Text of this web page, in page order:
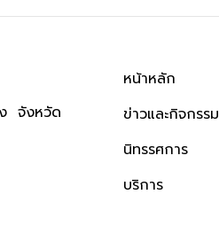
จังหวัด
หน้าหลัก
ข่าวและกิจกรรม
นิทรรศการ
บริการ